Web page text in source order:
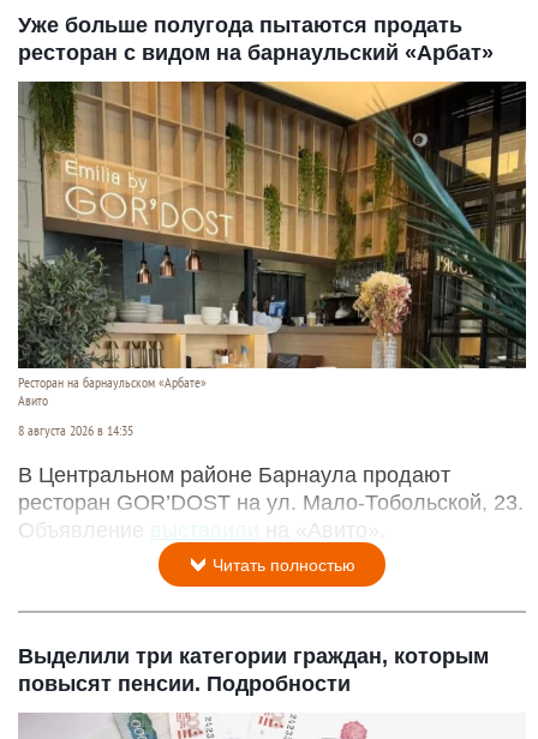
Уже больше полугода пытаются продать
ресторан с видом на барнаульский «Арбат»
Ресторан на барнаульском «Арбате»
Авито
8 августа 2026 в 14:35
В Центральном районе Барнаула продают
ресторан GOR’DOST на ул. Мало-Тобольской, 23.
Объявление
на «Авито».
Читать полностью
Выделили три категории граждан, которым
повысят пенсии. Подробности